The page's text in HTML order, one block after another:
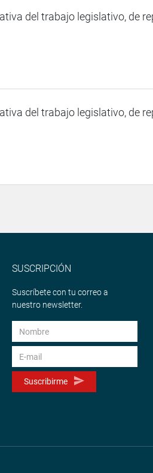
del trabajo legislativo, de
del trabajo legislativo, de
SUSCRIPCIÓN
Suscríbete con tu correo a
nuestro newsletter.
Suscribirme